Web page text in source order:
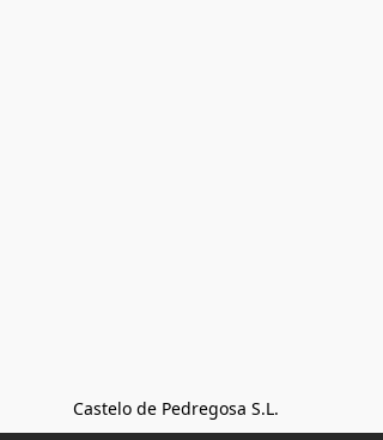
Castelo de Pedregosa S.L.